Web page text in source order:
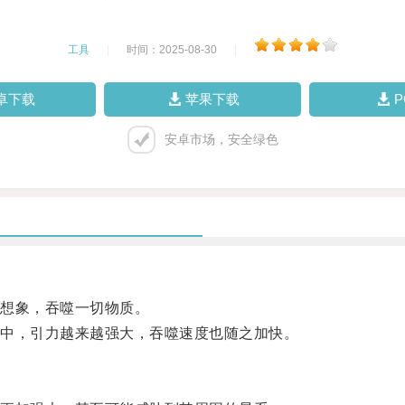
工具 时间：2025-08-30
下载 苹果下载
安卓市场，安全绿色
，吞噬一切物质。
引力越来越强大，吞噬速度也随之加快。